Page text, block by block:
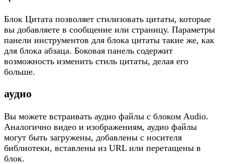
Блок Цитата позволяет стилизовать цитаты, которые
вы добавляете в сообщение или страницу. Параметры
панели инструментов для блока цитаты такие же, как
для блока абзаца. Боковая панель содержит
возможность изменить стиль цитаты, делая его
больше.
аудио
Вы можете встраивать аудио файлы с блоком Audio.
Аналогично видео и изображениям, аудио файлы
могут быть загружены, добавлены с носителя
библиотеки, вставлены из URL или перетащены в
блок.